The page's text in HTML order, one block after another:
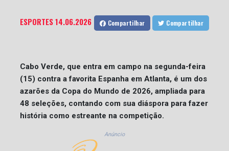
ESPORTES14.06.2026 Compartilhar Compartilhar
Cabo Verde, que entra em campo na segunda-feira
(15) contra a favorita Espanha em Atlanta, é um dos
azarões da Copa do Mundo de 2026, ampliada para
48 seleções, contando com sua diáspora para fazer
história como estreante na competição.
Anúncio